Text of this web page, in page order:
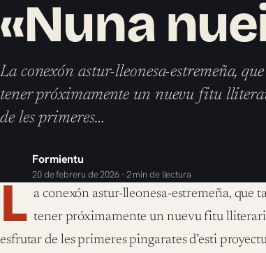
«Nuna
La conexón astur-lleonesa-estremeña,
tener próximamente un nuevu fitu
de les primeres…
Formientu
20 de febreru de 2026 · 2 min de llectura
L a conexón astur-lleonesa-estremeña, que
tener próximamente un nuevu fitu
esfrutar de les primeres pingarates d’esti